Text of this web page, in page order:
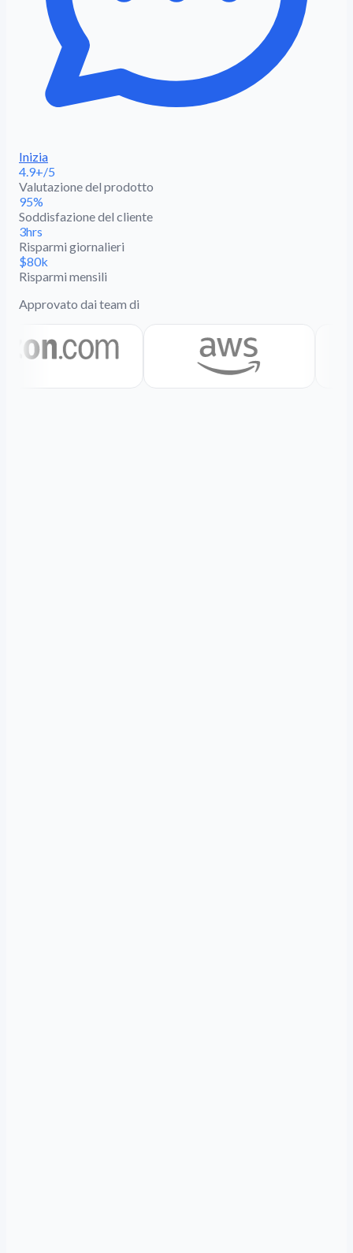
Inizia
4.9+/5
Valutazione del prodotto
95%
Soddisfazione del cliente
3hrs
Risparmi giornalieri
$80k
Risparmi mensili
Approvato dai team di